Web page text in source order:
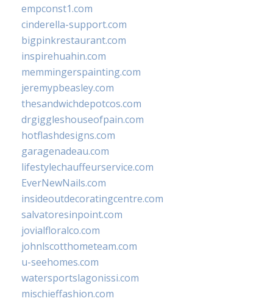
empconst1.com
cinderella-support.com
bigpinkrestaurant.com
inspirehuahin.com
memmingerspainting.com
jeremypbeasley.com
thesandwichdepotcos.com
drgiggleshouseofpain.com
hotflashdesigns.com
garagenadeau.com
lifestylechauffeurservice.com
EverNewNails.com
insideoutdecoratingcentre.com
salvatoresinpoint.com
jovialfloralco.com
johnlscotthometeam.com
u-seehomes.com
watersportslagonissi.com
mischieffashion.com